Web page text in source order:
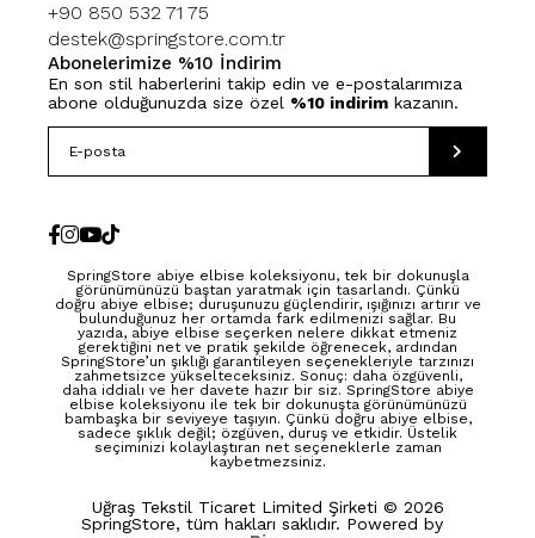
+90 850 532 71 75
destek@springstore.com.tr
Abonelerimize %10 İndirim
En son stil haberlerini takip edin ve e-postalarımıza
abone olduğunuzda size özel %10 indirim kazanın.
SpringStore abiye elbise koleksiyonu, tek bir dokunuşla
görünümünüzü baştan yaratmak için tasarlandı. Çünkü
doğru abiye elbise; duruşunuzu güçlendirir, ışığınızı artırır ve
bulunduğunuz her ortamda fark edilmenizi sağlar. Bu
yazıda, abiye elbise seçerken nelere dikkat etmeniz
gerektiğini net ve pratik şekilde öğrenecek, ardından
SpringStore’un şıklığı garantileyen seçenekleriyle tarzınızı
zahmetsizce yükselteceksiniz. Sonuç: daha özgüvenli,
daha iddialı ve her davete hazır bir siz. SpringStore abiye
elbise koleksiyonu ile tek bir dokunuşta görünümünüzü
bambaşka bir seviyeye taşıyın. Çünkü doğru abiye elbise,
sadece şıklık değil; özgüven, duruş ve etkidir. Üstelik
seçiminizi kolaylaştıran net seçeneklerle zaman
kaybetmezsiniz.
Uğraş Tekstil Ticaret Limited Şirketi © 2026
SpringStore, tüm hakları saklıdır. Powered by